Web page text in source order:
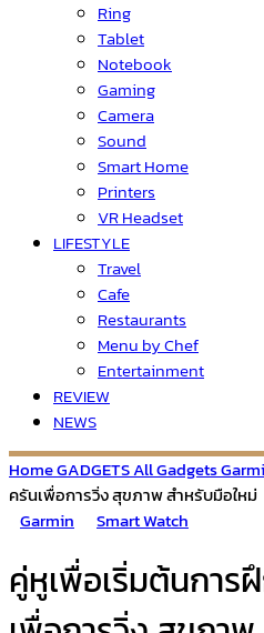
Ring
Tablet
Notebook
Gaming
Camera
Sound
Smart Home
Printers
VR Headset
LIFESTYLE
Travel
Cafe
Restaurants
Menu by Chef
Entertainment
REVIEW
NEWS
HomeGADGETSAll Gadgets
ครันเพื่อการวิ่ง สุขภาพ สำหรับมือใหม่
Garmin
Smart Watch
คู่หูเพื่อเริ่มต้นการ